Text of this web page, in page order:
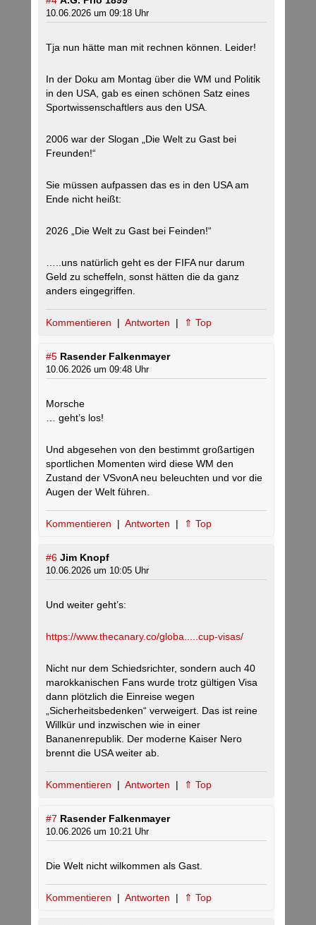
10.06.2026 um 09:18 Uhr
Tja nun hätte man mit rechnen können. Leider!
In der Doku am Montag über die WM und Politik
in den USA, gab es einen schönen Satz eines
Sportwissenschaftlers aus den USA.
2006 war der Slogan „Die Welt zu Gast bei
Freunden!“
Sie müssen aufpassen das es in den USA am
Ende nicht heißt:
2026 „Die Welt zu Gast bei Feinden!“
…..uns natürlich geht es der FIFA nur darum
Geld zu scheffeln, sonst hätten die da ganz
anders eingegriffen.
Kommentieren | Antworten | ⇑ Top
#5 Rasender Falkenmayer
10.06.2026 um 09:48 Uhr
Morsche
… geht’s los!
Und abgesehen von den bestimmt großartigen
sportlichen Momenten wird diese WM den
Zustand der VSvonA neu beleuchten und vor die
Augen der Welt führen.
Kommentieren | Antworten | ⇑ Top
#6 Jim Knopf
10.06.2026 um 10:05 Uhr
Und weiter geht’s:
https://www.thecanary.co/globa.....cup-visas/
Nicht nur dem Schiedsrichter, sondern auch 40
marokkanischen Fans wurde trotz gültigen Visa
dann plötzlich die Einreise wegen
„Sicherheitsbedenken“ verweigert. Das ist reine
Willkür und inzwischen wie in einer
Bananenrepublik. Der moderne Kaiser Nero
brennt die USA weiter ab.
Kommentieren | Antworten | ⇑ Top
#7 Rasender Falkenmayer
10.06.2026 um 10:21 Uhr
Die Welt nicht wilkommen als Gast.
Kommentieren | Antworten | ⇑ Top